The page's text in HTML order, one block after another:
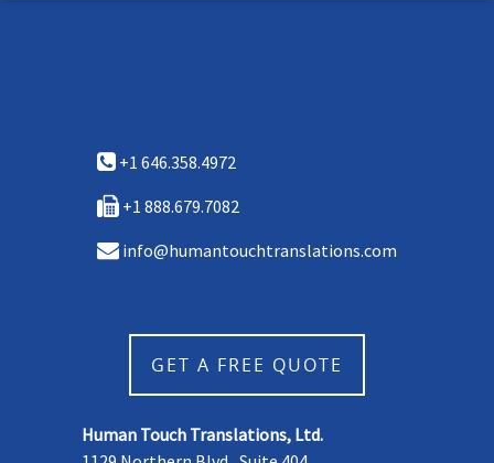
+1 646.358.4972
+1 888.679.7082
info@humantouchtranslations.com
GET A FREE QUOTE
Human Touch Translations, Ltd.